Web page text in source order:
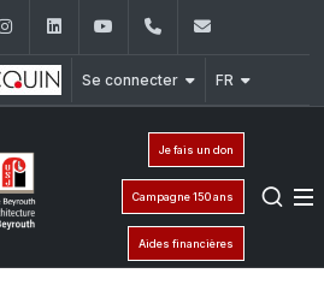
InstagramLinkedInYouTube+961 (1) 421 317
Se connecter FR
Je fais un don
Campagne 150 ans
Aides financières